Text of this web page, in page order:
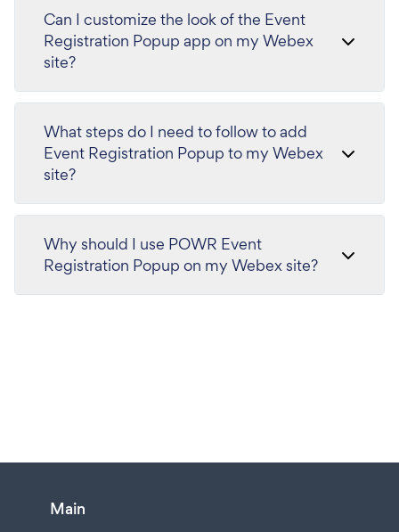
Can I customize the look of the Event
Registration Popup app on my Webex
site?
What steps do I need to follow to add
Event Registration Popup to my Webex
site?
Why should I use POWR Event
Registration Popup on my Webex site?
Main